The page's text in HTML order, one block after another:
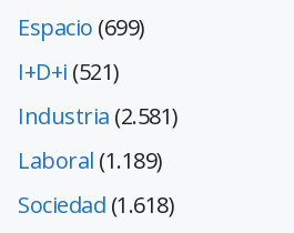
Espacio (699)
I+D+i (521)
Industria (2.581)
Laboral (1.189)
Sociedad (1.618)